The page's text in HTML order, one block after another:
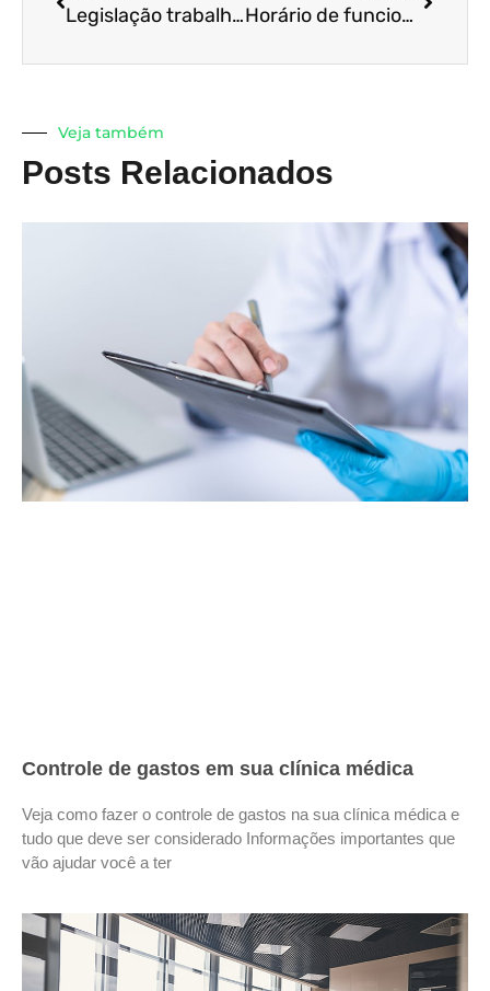
Legislação trabalhista: entenda sobre a suspensão de contratos e redução de jornada Horário de funcionamento de serviços não essenciais é ampliado!
Veja também
Posts Relacionados
Controle de gastos em sua clínica médica
Veja como fazer o controle de gastos na sua clínica médica e
tudo que deve ser considerado Informações importantes que
vão ajudar você a ter